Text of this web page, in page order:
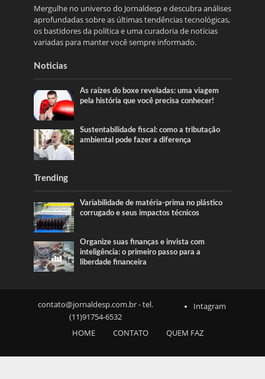
Mergulhe no universo do Jornaldesp e descubra análises
aprofundadas sobre as últimas tendências tecnológicas,
os bastidores da política e uma curadoria de notícias
variadas para manter você sempre informado.
Noticias
As raízes do boxe reveladas: uma viagem
pela história que você precisa conhecer!
Sustentabilidade fiscal: como a tributação
ambiental pode fazer a diferença
Trending
Variabilidade de matéria-prima no plástico
corrugado e seus impactos técnicos
Organize suas finanças e invista com
inteligência: o primeiro passo para a
liberdade financeira
contato@jornaldesp.com.br- tel.
(11)91754-6532
Intagram
HOME CONTATO QUEM FAZ